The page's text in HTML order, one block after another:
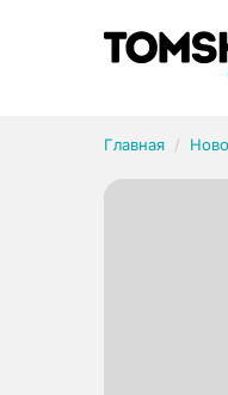
Главная
Рубрики